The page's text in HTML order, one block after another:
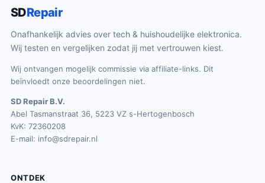
SDRepair
Onafhankelijk advies over tech & huishoudelijke elektronica.
Wij testen en vergelijken zodat jij met vertrouwen kiest.
Wij ontvangen mogelijk commissie via affiliate-links. Dit
beïnvloedt onze beoordelingen niet.
SD Repair B.V.
Abel Tasmanstraat 36, 5223 VZ s-Hertogenbosch
KvK: 72360208
E-mail: info@sdrepair.nl
ONTDEK